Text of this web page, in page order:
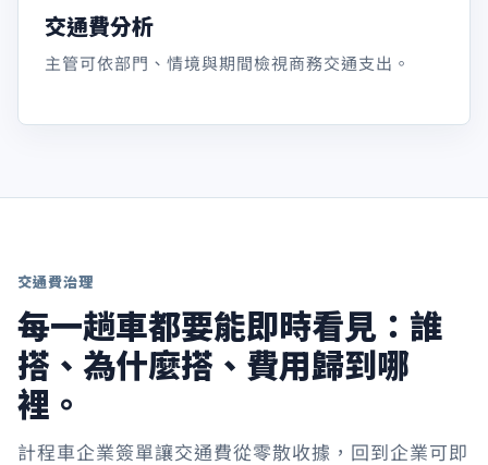
交通費分析
主管可依部門、情境與期間檢視商務交通支出。
交通費治理
每一趟車都要能即時看見：誰
搭、為什麼搭、費用歸到哪
裡。
計程車企業簽單讓交通費從零散收據，回到企業可即